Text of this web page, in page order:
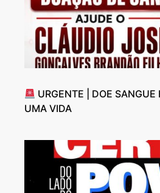
URGENTE | DOE SANGUE
UMA VIDA